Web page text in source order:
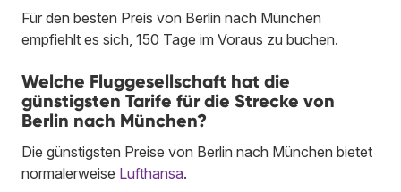
Für den besten Preis von Berlin nach München
empfiehlt es sich, 150 Tage im Voraus zu buchen.
Welche Fluggesellschaft hat die
günstigsten Tarife für die Strecke von
Berlin nach München?
Die günstigsten Preise von Berlin nach München bietet
normalerweise Lufthansa.